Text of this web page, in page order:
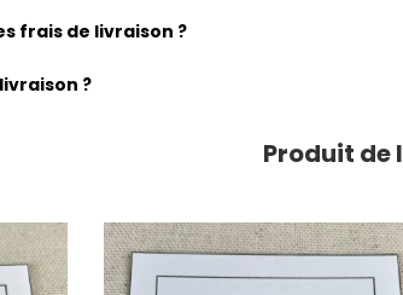
frais de livraison ?
?
Produit de